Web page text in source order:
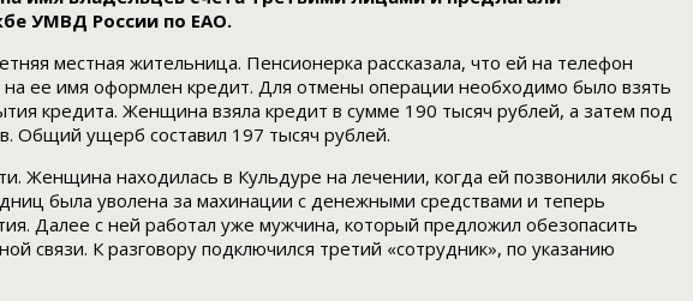
УМВД России по ЕАО.
местная жительница. Пенсионерка рассказала, что ей на телефон
ее имя оформлен кредит. Для отмены операции необходимо было взять
кредита. Женщина взяла кредит в сумме 190 тысяч рублей, а затем под
Общий ущерб составил 197 тысяч рублей.
Женщина находилась в Кульдуре на лечении, когда ей позвонили якобы с
была уволена за махинации с денежными средствами и теперь
Далее с ней работал уже мужчина, который предложил обезопасить
связи. К разговору подключился третий «сотрудник», по указанию